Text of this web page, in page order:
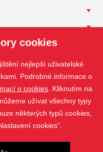
cookies
nejlepší uživatelské
Podrobné informace o
o cookies . Kliknutím na
užívat všechny typy
některých typů cookies,
cookies“.